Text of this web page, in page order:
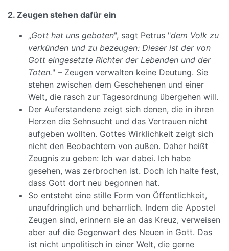
2. Zeugen stehen dafür ein
„Gott hat uns geboten", sagt Petrus "dem Volk zu
verkünden und zu bezeugen: Dieser ist der von
Gott eingesetzte Richter der Lebenden und der
Toten." – Zeugen verwalten keine Deutung. Sie
stehen zwischen dem Geschehenen und einer
Welt, die rasch zur Tagesordnung übergehen will.
Der Auferstandene zeigt sich denen, die in ihren
Herzen die Sehnsucht und das Vertrauen nicht
aufgeben wollten. Gottes Wirklichkeit zeigt sich
nicht den Beobachtern von außen. Daher heißt
Zeugnis zu geben: Ich war dabei. Ich habe
gesehen, was zerbrochen ist. Doch ich halte fest,
dass Gott dort neu begonnen hat.
So entsteht eine stille Form von Öffentlichkeit,
unaufdringlich und beharrlich. Indem die Apostel
Zeugen sind, erinnern sie an das Kreuz, verweisen
aber auf die Gegenwart des Neuen in Gott. Das
ist nicht unpolitisch in einer Welt, die gerne